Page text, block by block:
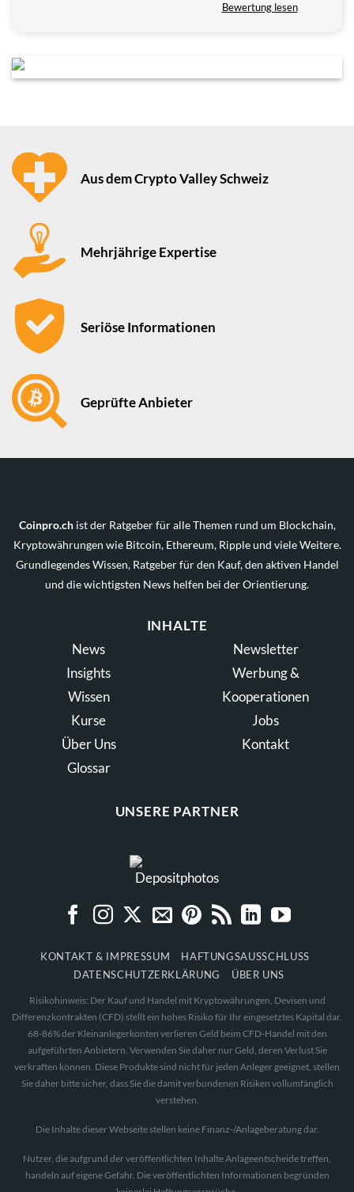
Bewertung lesen
Aus dem Crypto Valley Schweiz
Mehrjährige Expertise
Seriöse Informationen
Geprüfte Anbieter
Coinpro.chist der Ratgeber für alle Themen rund um Blockchain,
Kryptowährungen wie Bitcoin, Ethereum, Ripple und viele Weitere.
Grundlegendes Wissen, Ratgeber für den Kauf, den aktiven Handel
und die wichtigsten News helfen bei der Orientierung.
INHALTE
News
Insights
Wissen
Kurse
Über Uns
Glossar
Newsletter
Werbung &
Kooperationen
Jobs
Kontakt
UNSERE PARTNER
KONTAKT & IMPRESSUM
HAFTUNGSAUSSCHLUSS
DATENSCHUTZERKLÄRUNG
ÜBER UNS
Risikohinweis: Der Kauf und Handel mit Kryptowährungen, Devisen und
Differenzkontrakten (CFD) stellt ein hohes Risiko für Ihr eingesetztes Kapital dar.
68-86% der Kleinanlegerkonten verlieren Geld beim CFD-Handel mit den
aufgeführten Anbietern. Verwenden Sie daher nur Geld, deren Verlust Sie
verkraften können. Diese Produkte sind nicht für jeden Anleger geeignet, stellen
Sie daher bitte sicher, dass Sie die damit verbundenen Risiken vollumfänglich
verstehen.
Die Inhalte dieser Webseite stellen keine Finanz-/Anlageberatung dar.
Nutzer, die aufgrund der veröffentlichten Inhalte Anlageentscheide treffen,
handeln auf eigene Gefahr. Die veröffentlichten Informationen begründen